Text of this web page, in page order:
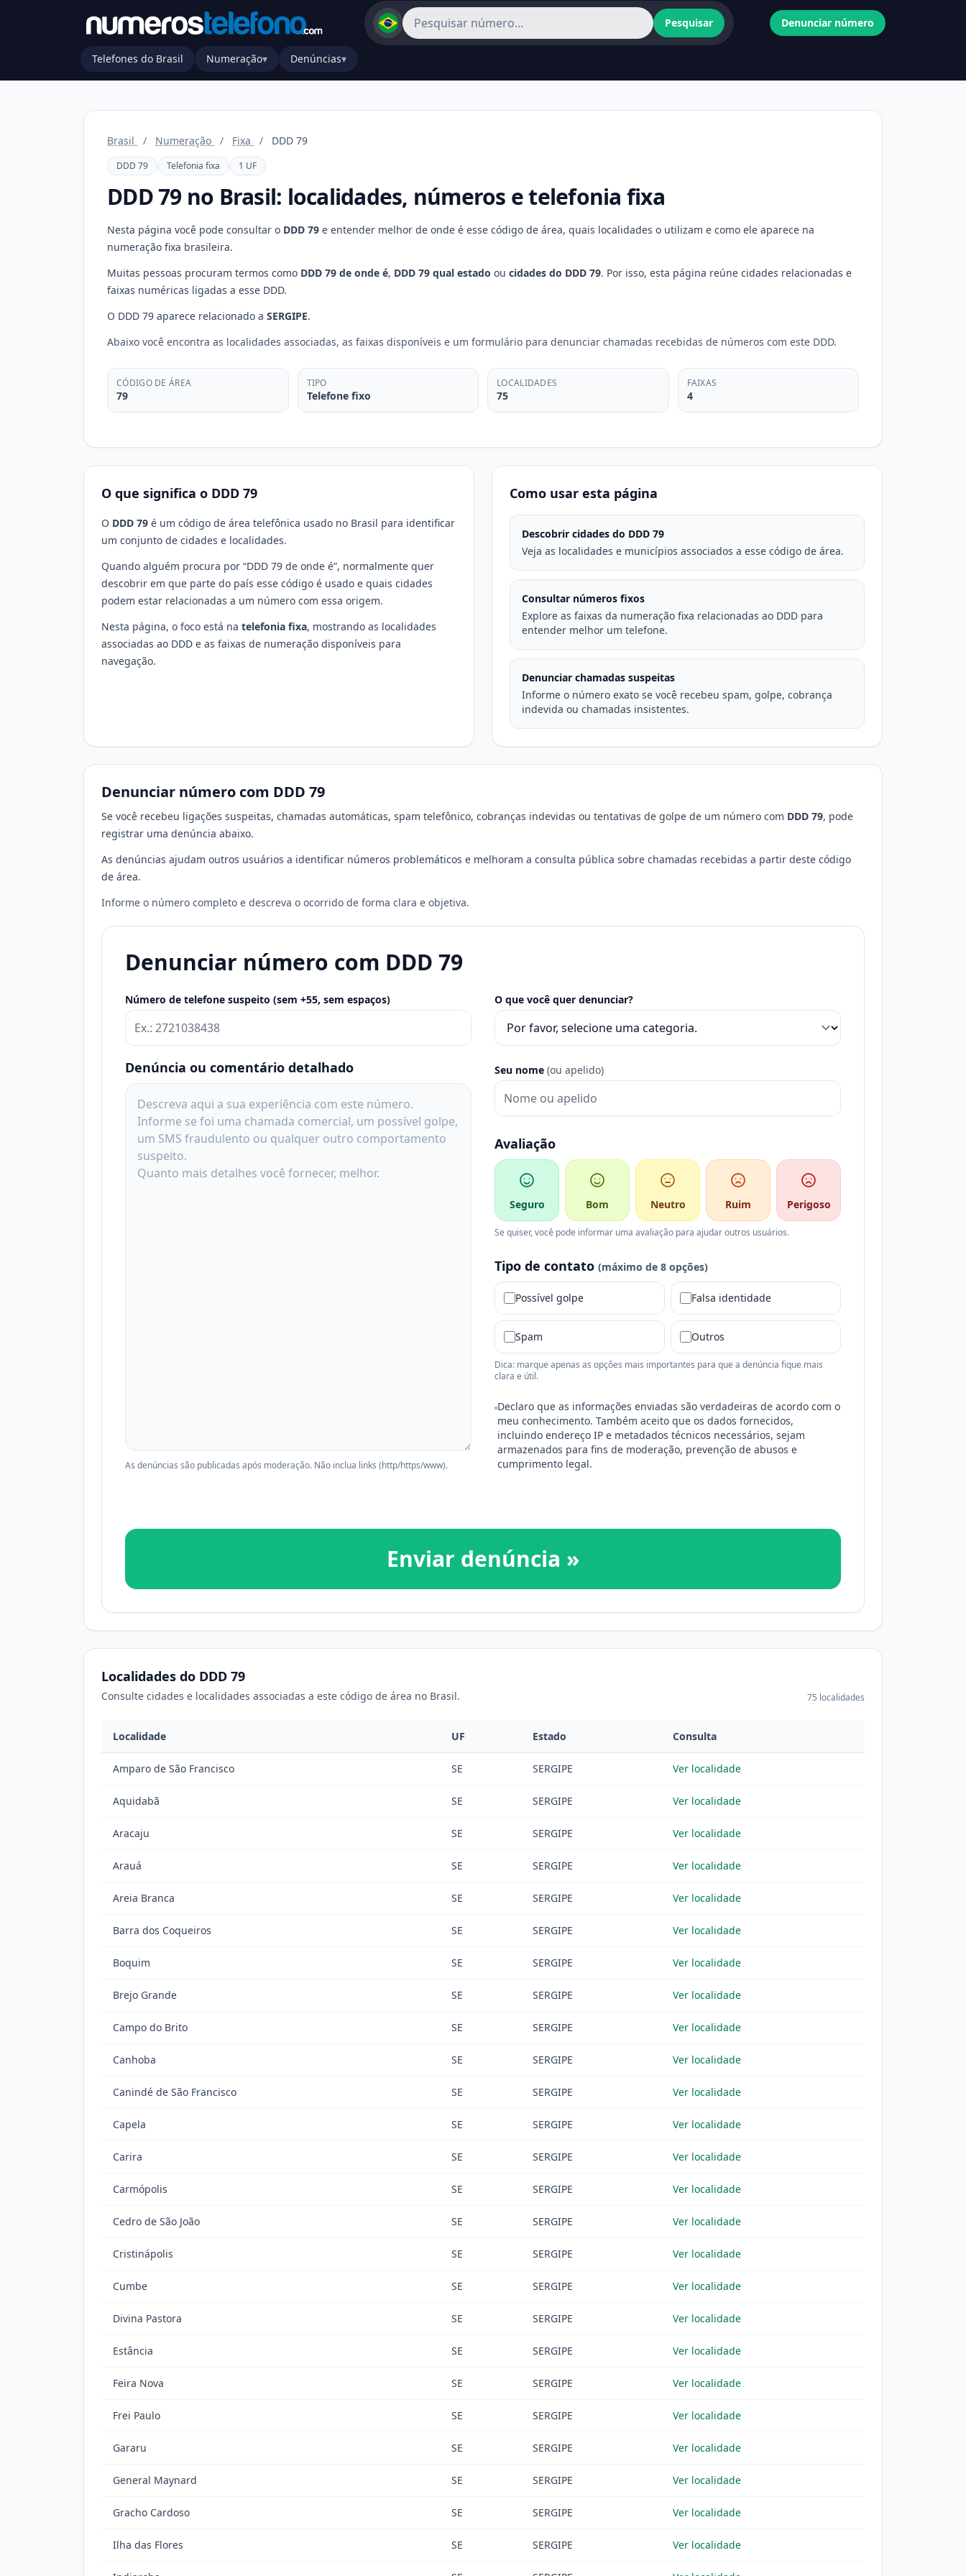
Pesquisar Denunciar número
Telefones do Brasil Numeração▾ Denúncias▾
Brasil / Numeração / Fixa / DDD 79
DDD 79 Telefonia fixa 1 UF
DDD 79 no Brasil: localidades, números e telefonia fixa
Nesta página você pode consultar o DDD 79 e entender melhor de onde é esse código de área, quais localidades o utilizam e como ele aparece na
numeração fixa brasileira.
Muitas pessoas procuram termos como DDD 79 de onde é, DDD 79 qual estado ou cidades do DDD 79. Por isso, esta página reúne cidades relacionadas e
faixas numéricas ligadas a esse DDD.
O DDD 79 aparece relacionado a SERGIPE.
Abaixo você encontra as localidades associadas, as faixas disponíveis e um formulário para denunciar chamadas recebidas de números com este DDD.
CÓDIGO DE ÁREA
79
TIPO
Telefone fixo
LOCALIDADES
75
FAIXAS
4
O que significa o DDD 79
O DDD 79 é um código de área telefônica usado no Brasil para identificar
um conjunto de cidades e localidades.
Quando alguém procura por “DDD 79 de onde é”, normalmente quer
descobrir em que parte do país esse código é usado e quais cidades
podem estar relacionadas a um número com essa origem.
Nesta página, o foco está na telefonia fixa, mostrando as localidades
associadas ao DDD e as faixas de numeração disponíveis para
navegação.
Como usar esta página
Descobrir cidades do DDD 79
Veja as localidades e municípios associados a esse código de área.
Consultar números fixos
Explore as faixas da numeração fixa relacionadas ao DDD para
entender melhor um telefone.
Denunciar chamadas suspeitas
Informe o número exato se você recebeu spam, golpe, cobrança
indevida ou chamadas insistentes.
Denunciar número com DDD 79
Se você recebeu ligações suspeitas, chamadas automáticas, spam telefônico, cobranças indevidas ou tentativas de golpe de um número com DDD 79, pode
registrar uma denúncia abaixo.
As denúncias ajudam outros usuários a identificar números problemáticos e melhoram a consulta pública sobre chamadas recebidas a partir deste código
de área.
Informe o número completo e descreva o ocorrido de forma clara e objetiva.
Denunciar número com DDD 79
Número de telefone suspeito (sem +55, sem espaços)
Denúncia ou comentário detalhado
As denúncias são publicadas após moderação. Não inclua links (http/https/www).
O que você quer denunciar?
Seu nome (ou apelido)
Avaliação
Seguro Bom Neutro Ruim Perigoso
Se quiser, você pode informar uma avaliação para ajudar outros usuários.
Tipo de contato (máximo de 8 opções)
Possível golpe Falsa identidade
Spam Outros
Dica: marque apenas as opções mais importantes para que a denúncia fique mais
clara e útil.
Declaro que as informações enviadas são verdadeiras de acordo com o
meu conhecimento. Também aceito que os dados fornecidos,
incluindo endereço IP e metadados técnicos necessários, sejam
armazenados para fins de moderação, prevenção de abusos e
cumprimento legal.
Enviar denúncia »
Localidades do DDD 79
Consulte cidades e localidades associadas a este código de área no Brasil. 75 localidades
Localidade UF Estado Consulta
Amparo de São Francisco SE SERGIPE Ver localidade
Aquidabã SE SERGIPE Ver localidade
Aracaju SE SERGIPE Ver localidade
Arauá SE SERGIPE Ver localidade
Areia Branca SE SERGIPE Ver localidade
Barra dos Coqueiros SE SERGIPE Ver localidade
Boquim SE SERGIPE Ver localidade
Brejo Grande SE SERGIPE Ver localidade
Campo do Brito SE SERGIPE Ver localidade
Canhoba SE SERGIPE Ver localidade
Canindé de São Francisco SE SERGIPE Ver localidade
Capela SE SERGIPE Ver localidade
Carira SE SERGIPE Ver localidade
Carmópolis SE SERGIPE Ver localidade
Cedro de São João SE SERGIPE Ver localidade
Cristinápolis SE SERGIPE Ver localidade
Cumbe SE SERGIPE Ver localidade
Divina Pastora SE SERGIPE Ver localidade
Estância SE SERGIPE Ver localidade
Feira Nova SE SERGIPE Ver localidade
Frei Paulo SE SERGIPE Ver localidade
Gararu SE SERGIPE Ver localidade
General Maynard SE SERGIPE Ver localidade
Gracho Cardoso SE SERGIPE Ver localidade
Ilha das Flores SE SERGIPE Ver localidade